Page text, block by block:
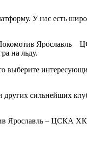
У нас есть
Ярославль
на льду.
сильнейших
Ярославль – ЦСКА ХК